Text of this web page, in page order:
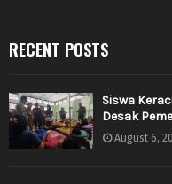
RECENT POSTS
Siswa
Desak
August 6,